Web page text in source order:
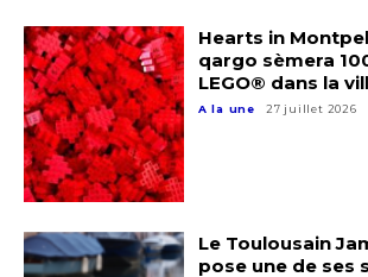
* Champ obligatoire
Hearts in
qargo sèmera
LEGO® dans la
A la une 27 juillet 2026
Le Toulousain
pose une de ses